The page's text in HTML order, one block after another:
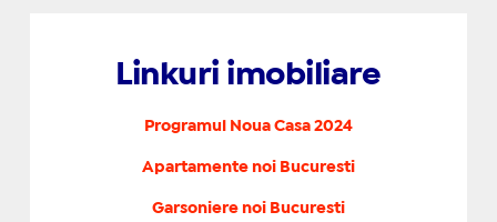
Linkuri imobiliare
Programul Noua Casa 2024
Apartamente noi Bucuresti
Garsoniere noi Bucuresti